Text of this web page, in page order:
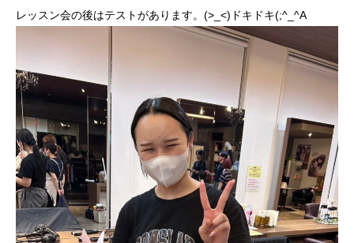
レッスン会の後はテストがあります。(>_<)ドキドキ(;^_^A